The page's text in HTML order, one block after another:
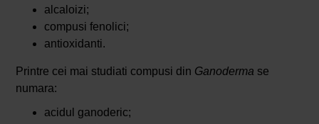
alcaloizi;
compusi fenolici;
antioxidanti.
Printre cei mai studiati compusi din Ganoderma se
numara:
acidul ganoderic;